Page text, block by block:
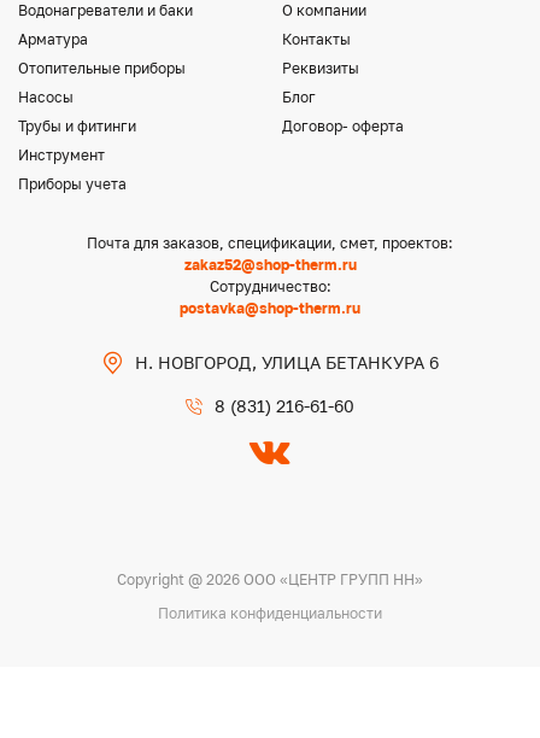
Водонагреватели и баки
Арматура
Отопительные приборы
Насосы
Трубы и фитинги
Инструмент
Приборы учета
О компании
Контакты
Реквизиты
Блог
Договор- оферта
Почта для заказов, спецификации, смет, проектов:
zakaz52@shop-therm.ru
Сотрудничество:
postavka@shop-therm.ru
Н. НОВГОРОД, УЛИЦА БЕТАНКУРА 6
8 (831) 216-61-60
Copyright @ 2026 ООО «ЦЕНТР ГРУПП НН»
Политика конфиденциальности